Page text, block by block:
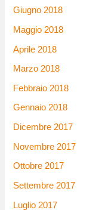
Giugno 2018
Maggio 2018
Aprile 2018
Marzo 2018
Febbraio 2018
Gennaio 2018
Dicembre 2017
Novembre 2017
Ottobre 2017
Settembre 2017
Luglio 2017